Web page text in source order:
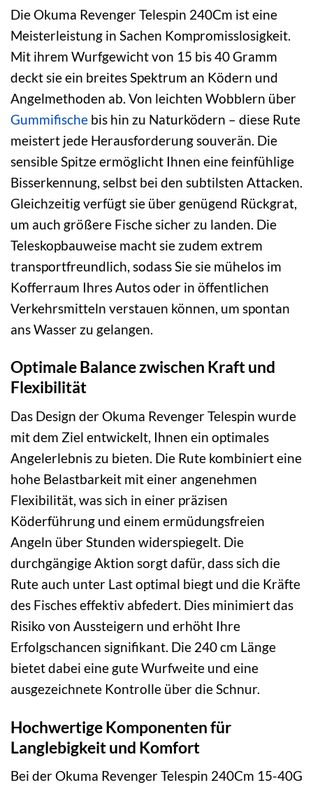
Die Okuma Revenger Telespin 240Cm ist eine
Meisterleistung in Sachen Kompromisslosigkeit.
Mit ihrem Wurfgewicht von 15 bis 40 Gramm
deckt sie ein breites Spektrum an Ködern und
Angelmethoden ab. Von leichten Wobblern über
Gummifische bis hin zu Naturködern – diese Rute
meistert jede Herausforderung souverän. Die
sensible Spitze ermöglicht Ihnen eine feinfühlige
Bisserkennung, selbst bei den subtilsten Attacken.
Gleichzeitig verfügt sie über genügend Rückgrat,
um auch größere Fische sicher zu landen. Die
Teleskopbauweise macht sie zudem extrem
transportfreundlich, sodass Sie sie mühelos im
Kofferraum Ihres Autos oder in öffentlichen
Verkehrsmitteln verstauen können, um spontan
ans Wasser zu gelangen.
Optimale Balance zwischen Kraft und
Flexibilität
Das Design der Okuma Revenger Telespin wurde
mit dem Ziel entwickelt, Ihnen ein optimales
Angelerlebnis zu bieten. Die Rute kombiniert eine
hohe Belastbarkeit mit einer angenehmen
Flexibilität, was sich in einer präzisen
Köderführung und einem ermüdungsfreien
Angeln über Stunden widerspiegelt. Die
durchgängige Aktion sorgt dafür, dass sich die
Rute auch unter Last optimal biegt und die Kräfte
des Fisches effektiv abfedert. Dies minimiert das
Risiko von Aussteigern und erhöht Ihre
Erfolgschancen signifikant. Die 240 cm Länge
bietet dabei eine gute Wurfweite und eine
ausgezeichnete Kontrolle über die Schnur.
Hochwertige Komponenten für
Langlebigkeit und Komfort
Bei der Okuma Revenger Telespin 240Cm 15-40G